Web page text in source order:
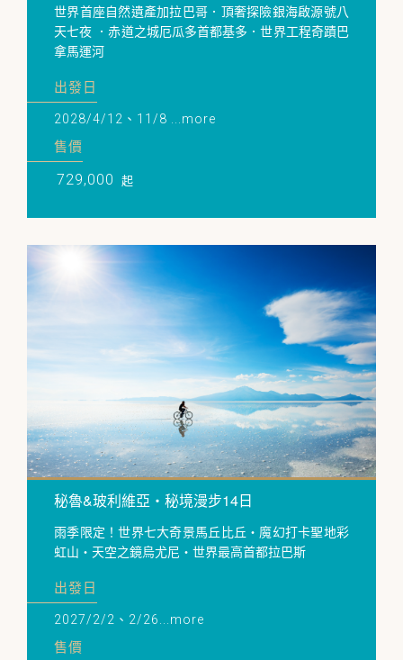
世界首座自然遺產加拉巴哥．頂奢探險銀海啟源號八
天七夜 ．赤道之城厄瓜多首都基多．世界工程奇蹟巴
拿馬運河
出發日
2028/4/12、11/8 ...more
售價
729,000 起
秘魯&玻利維亞・秘境漫步14日
雨季限定！世界七大奇景馬丘比丘・魔幻打卡聖地彩
虹山・天空之鏡烏尤尼・世界最高首都拉巴斯
出發日
2027/2/2、2/26...more
售價